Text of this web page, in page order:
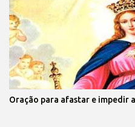
Oração para afastar e impedir